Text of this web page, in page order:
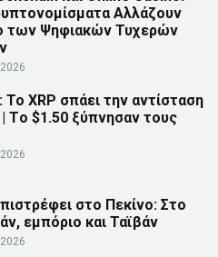
Αλλάζουν
των Ψηφιακών Τυχερών
Το XRP σπάει την αντίσταση
Τo $1.50 ξύπνησαν τους
στο Πεκίνο: Στο
εμπόριο και Ταϊβάν